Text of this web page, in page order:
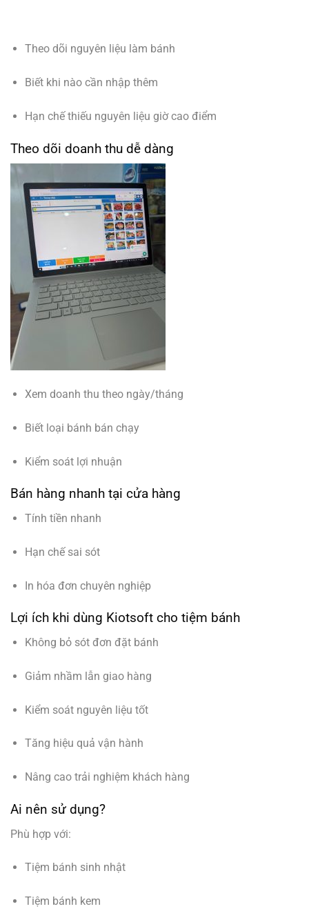
Theo dõi nguyên liệu làm bánh
Biết khi nào cần nhập thêm
Hạn chế thiếu nguyên liệu giờ cao điểm
Theo dõi doanh thu dễ dàng
Xem doanh thu theo ngày/tháng
Biết loại bánh bán chạy
Kiểm soát lợi nhuận
Bán hàng nhanh tại cửa hàng
Tính tiền nhanh
Hạn chế sai sót
In hóa đơn chuyên nghiệp
Lợi ích khi dùng Kiotsoft cho tiệm bánh
Không bỏ sót đơn đặt bánh
Giảm nhầm lẫn giao hàng
Kiểm soát nguyên liệu tốt
Tăng hiệu quả vận hành
Nâng cao trải nghiệm khách hàng
Ai nên sử dụng?
Phù hợp với:
Tiệm bánh sinh nhật
Tiệm bánh kem